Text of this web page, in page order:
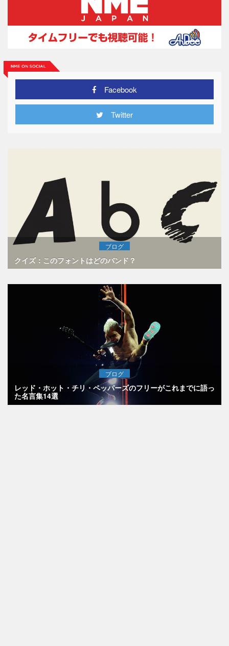
Facebook
Twitter
ブログ
クイズ：このフォントはどのバンド？
ブログ
レッド・ホット・チリ・ペッパーズのフリーがこれまでに語っ
た名言集14選